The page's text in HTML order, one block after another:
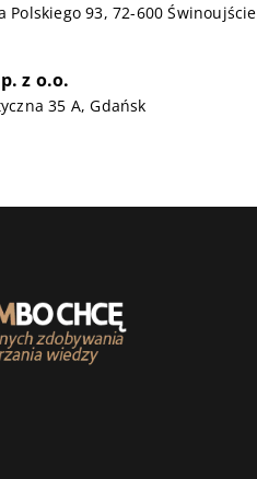
Polskiego 93, 72-600 Świnoujście
z o.o.
35 A, Gdańsk